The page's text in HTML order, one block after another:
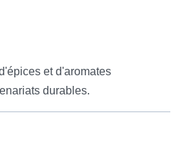
et d'aromates
durables.